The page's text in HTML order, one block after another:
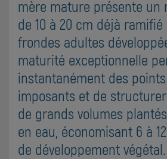
mère mature présente un
de 10 à 20 cm déjà ramifié
frondes adultes
maturité exceptionnelle
instantanément des
imposants et de
de grands volumes
en eau, économisant 6 à
de développement végétal.